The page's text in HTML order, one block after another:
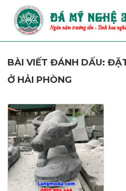
BÀI VIẾT ĐÁNH DẤU:
Ở HẢI PHÒNG